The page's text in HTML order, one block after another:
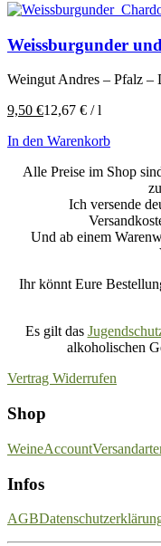
Weissburgunder
Weingut Andres – Pfalz –
9,50 €12,67 € /l
In den Warenkorb
Alle Preise im Shop
Ich versende
Und ab einem
Ihr könnt Eure
Es gilt das
alkoholischen
Vertrag Widerrufen
Shop
WeineAccount
Infos
AGB